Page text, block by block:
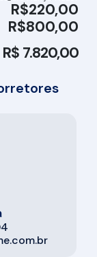
R$220,00
R$800,00
R$ 7.820,00